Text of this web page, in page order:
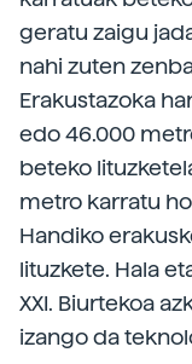
geratu zaigu
nahi zuten
Erakustazoka
edo 46.000
beteko
metro karratu
Handiko
lituzkete. Hala
XXI. Biurtekoa
izango da